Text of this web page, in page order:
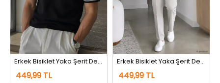
Erkek Bisiklet Yaka Şerit Detaylı Tişört Siyah
449,99 TL
Erkek Bisiklet Yaka Şerit Detaylı Tişört Koyugri
449,99 TL